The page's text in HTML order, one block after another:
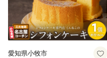
愛知県小牧市